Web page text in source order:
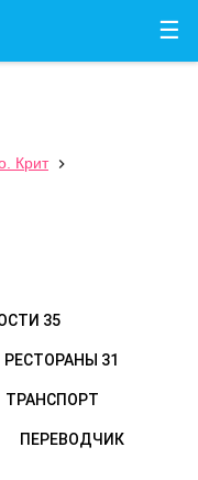
☰
Крит

35
РЕСТОРАНЫ 31
ТРАНСПОРТ
ПЕРЕВОДЧИК